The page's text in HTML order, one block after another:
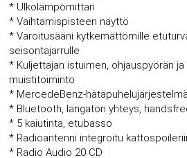
* Ulkolämpömittari
* Vaihtamispisteen näyttö
* Varoitusääni kytkemättömille
seisontajarrulle
* Kuljettajan istuimen, ohjauspyörän
muistitoiminto
* MercedeBenz-hätäpuhelujärjestelmä
* Bluetooth, langaton yhteys,
* 5 kaiutinta, etubasso
* Radioantenni integroitu
* Radio Audio 20 CD